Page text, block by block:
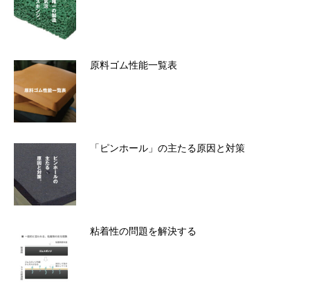
原料ゴム性能一覧表
「ピンホール」の主たる原因と対策
粘着性の問題を解決する